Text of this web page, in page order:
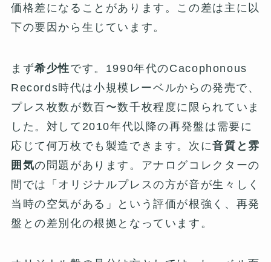
価格差になることがあります。この差は主に以
下の要因から生じています。
まず希少性です。1990年代のCacophonous
Records時代は小規模レーベルからの発売で、
プレス枚数が数百〜数千枚程度に限られていま
した。対して2010年代以降の再発盤は需要に
応じて何万枚でも製造できます。次に音質と雰
囲気の問題があります。アナログコレクターの
間では「オリジナルプレスの方が音が生々しく
当時の空気がある」という評価が根強く、再発
盤との差別化の根拠となっています。